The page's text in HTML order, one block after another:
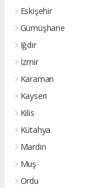
Eskişehir
Gümüşhane
Iğdır
İzmir
Karaman
Kayseri
Kilis
Kütahya
Mardin
Muş
Ordu